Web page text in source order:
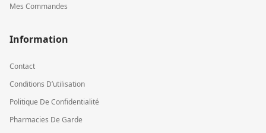
Mes Commandes
Information
Contact
Conditions D’utilisation
Politique De Confidentialité
Pharmacies De Garde